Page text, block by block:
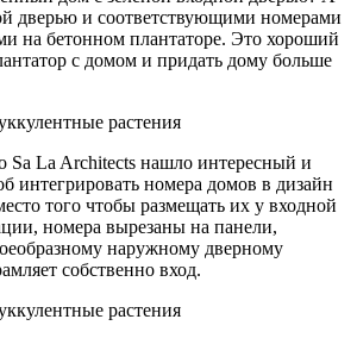
дверью и соответствующими номерами
на бетонном плантаторе. Это хороший
с домом и придать дому больше
Sa La Architects нашло интересный и
интегрировать номера домов в дизайн
того чтобы размещать их у входной
номера вырезаны на панели,
наружному дверному
собственно вход.